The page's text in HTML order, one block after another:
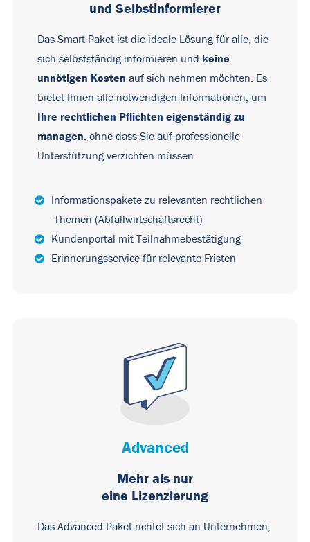
und Selbstinformierer
Das Smart Paket ist die ideale Lösung für alle, die
sich selbstständig informieren und keine
unnötigen Kosten auf sich nehmen möchten. Es
bietet Ihnen alle notwendigen Informationen, um
Ihre rechtlichen Pflichten eigenständig zu
managen , ohne dass Sie auf professionelle
Unterstützung verzichten müssen.
Informationspakete zu relevanten rechtlichen
Themen (Abfallwirtschaftsrecht)
Kundenportal mit Teilnahmebestätigung
Erinnerungsservice für relevante Fristen
Advanced
Mehr als nur
eine Lizenzierung
Das Advanced Paket richtet sich an Unternehmen,